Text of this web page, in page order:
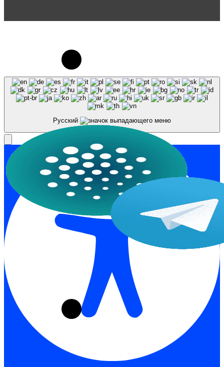
использовании материалов сайта galaktika64.ru
ссылка на источник обязательна.
Русский